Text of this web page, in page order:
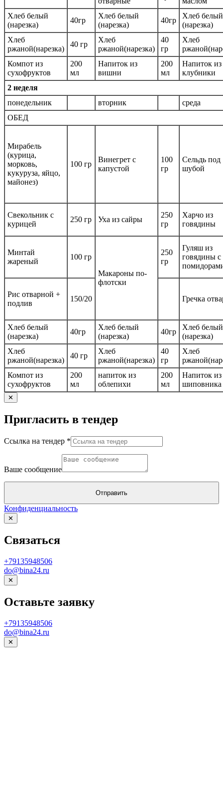
Хлеб белый
(нарезка)
40гр
Хлеб белый
(нарезка)
40гр
Хлеб белый
(нарезка)
Хлеб
ржаной(нарезка)
40 гр
Хлеб
ржаной(нарезка)
40
гр
Хлеб
Компот из
сухофруктов
200
мл
Напиток из
вишни
200
мл
Напиток из
клубники
2 неделя
понедельник
вторник
среда
ОБЕД
Мирабель
(курица,
морковь,
кукуруза, яйцо,
майонез)
100 гр
Винегрет с
капустой
100
гр
Сельдь под
шубой
Свекольник с
курицей
250 гр Уха из сайры
250
гр
Харчо из
говядины
Минтай
жареный
100 гр
Макароны по-
флотски
250
гр
Гуляш из
говядины с
Рис отварной +
подлив
150/20 Гречка
Хлеб белый
(нарезка)
40гр
Хлеб белый
(нарезка)
40гр
Хлеб белый
(нарезка)
Хлеб
ржаной(нарезка)
40 гр
Хлеб
ржаной(нарезка)
40
гр
Хлеб
Компот из
сухофруктов
200
мл
напиток из
облепихи
200
мл
Напиток из
шиповника
✕
Пригласить в тендер
Ссылка на тендер *
тендер
Ваше сообщение
Отправить
Конфиденциальность
✕
Связаться
+79135948506
do@bina24.ru
✕
Оставьте заявку
+79135948506
do@bina24.ru
✕